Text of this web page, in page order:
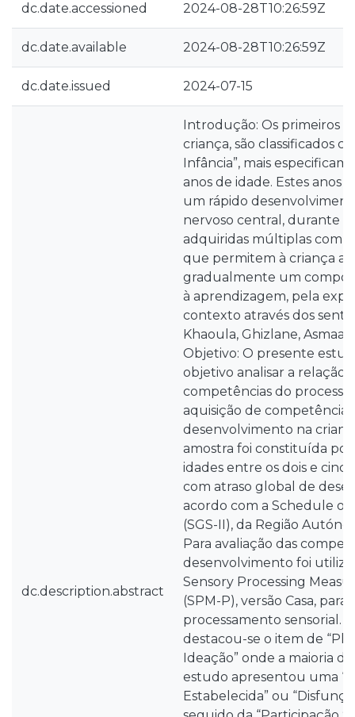
dc.date.accessioned 2024-08-28T10:26:59Z
dc.date.available 2024-08-28T10:26:59Z
dc.date.issued 2024-07-15
dc.description.abstract
Introdução: Os primeiros
criança, são classificados
Infância”, mais
anos de idade. Estes anos
um rápido
nervoso central, durante o
adquiridas múltiplas
que permitem à criança
gradualmente um
à aprendizagem, pela
contexto através dos
Khaoula, Ghizlane, Asmaa
Objetivo: O presente
objetivo analisar a relação
competências do
aquisição de
desenvolvimento na
amostra foi constituída por
idades entre os dois e
com atraso global de
acordo com a Schedule of
(SGS-II), da Região
Para avaliação das
desenvolvimento foi
Sensory Processing
(SPM-P), versão Casa, para
processamento sensorial.
destacou-se o item de
Ideação” onde a maioria
estudo apresentou uma
Estabelecida” ou